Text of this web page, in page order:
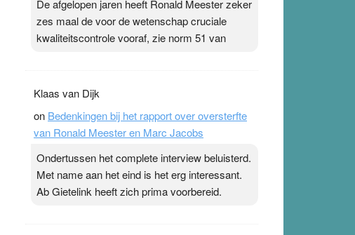
De afgelopen jaren heeft Ronald Meester zeker
zes maal de voor de wetenschap cruciale
kwaliteitscontrole vooraf, zie norm 51 van
Klaas van Dijk
on Bedenkingen bij het rapport over oversterfte
van Ronald Meester en Marc Jacobs
Ondertussen het complete interview beluisterd.
Met name aan het eind is het erg interessant.
Ab Gietelink heeft zich prima voorbereid.